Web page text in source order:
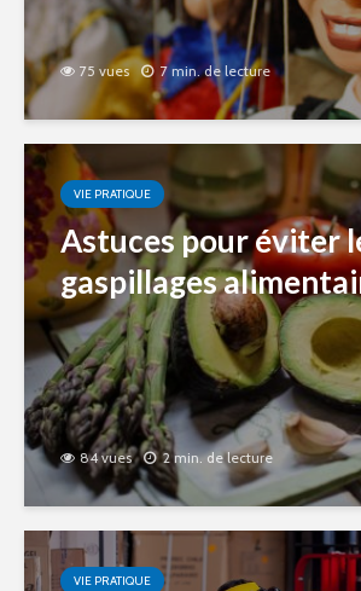
75 vues 7 min. de lecture
VIE PRATIQUE
Astuces pour éviter
gaspillages
84 vues 2 min. de lecture
VIE PRATIQUE